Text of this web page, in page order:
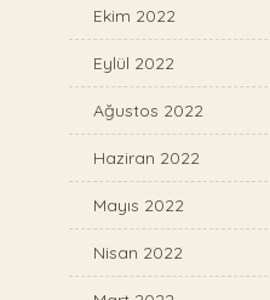
Ekim 2022
Eylül 2022
Ağustos 2022
Haziran 2022
Mayıs 2022
Nisan 2022